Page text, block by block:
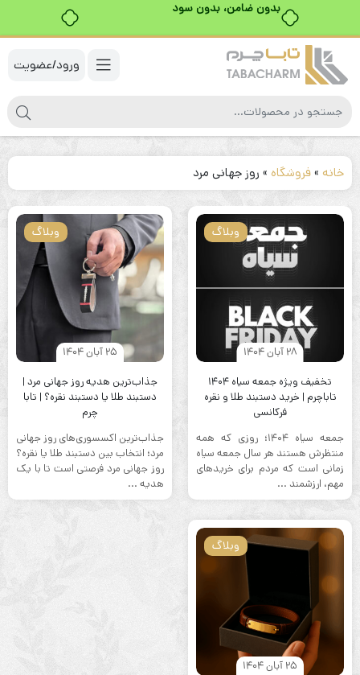
بدون ضامن، بدون سود
ورود/عضویت
خانه »فروشگاه » روز جهانی مرد
وبلاگ
28 آبان 1404
تخفیف ویژه جمعه سیاه ۱۴۰۴
تاباچرم | خرید دستبند طلا و نقره
فرکانسی
جمعه سیاه ۱۴۰۴؛ روزی که همه
منتظرش هستند هر سال جمعه سیاه
زمانی است که مردم برای خریدهای
مهم، ارزشمند ...
وبلاگ
25 آبان 1404
جذاب‌ترین هدیه روز جهانی مرد |
دستبند طلا یا دستبند نقره؟ | تابا
چرم
جذاب‌ترین اکسسوری‌های روز جهانی
مرد؛ انتخاب بین دستبند طلا یا نقره؟
روز جهانی مرد فرصتی است تا با یک
هدیه ...
وبلاگ
25 آبان 1404